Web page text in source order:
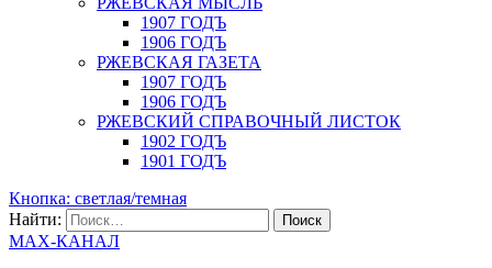
1907 ГОДЪ
1906 ГОДЪ
РЖЕВСКАЯ ГАЗЕТА
1907 ГОДЪ
1906 ГОДЪ
РЖЕВСКИЙ СПРАВОЧНЫЙ ЛИСТОК
1902 ГОДЪ
1901 ГОДЪ
Кнопка: светлая/темная
Найти:
MAX-КАНАЛ